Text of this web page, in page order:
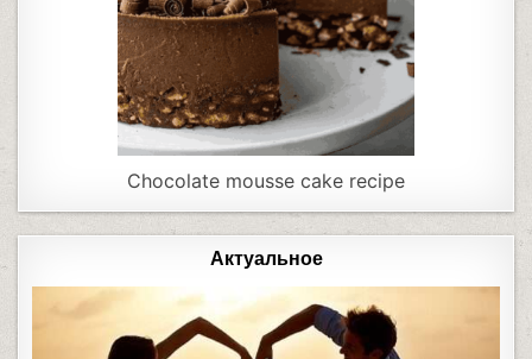
Chocolate mousse cake recipe
Актуальное